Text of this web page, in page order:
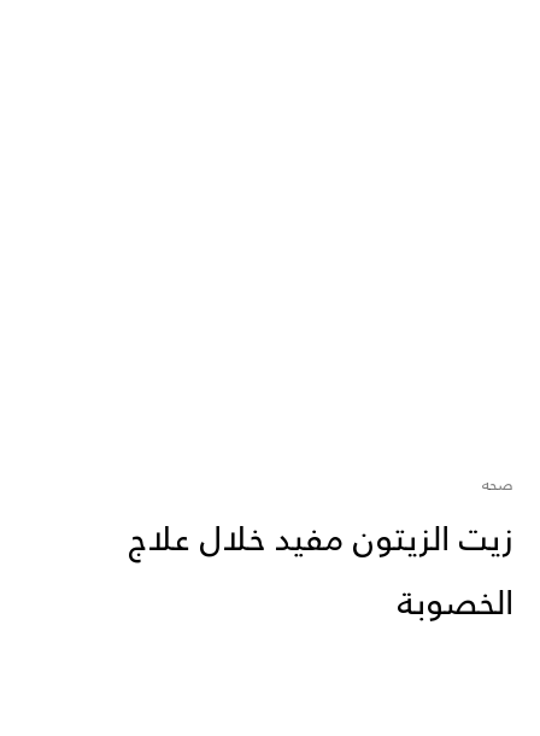
صحه
زيت الزيتون مفيد خلال علاج
الخصوبة